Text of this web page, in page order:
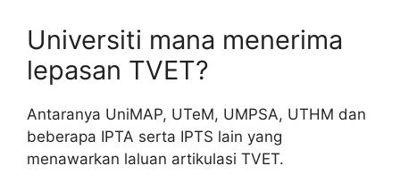
Universiti mana menerima
lepasan TVET?
Antaranya UniMAP, UTeM, UMPSA, UTHM dan
beberapa IPTA serta IPTS lain yang
menawarkan laluan artikulasi TVET.